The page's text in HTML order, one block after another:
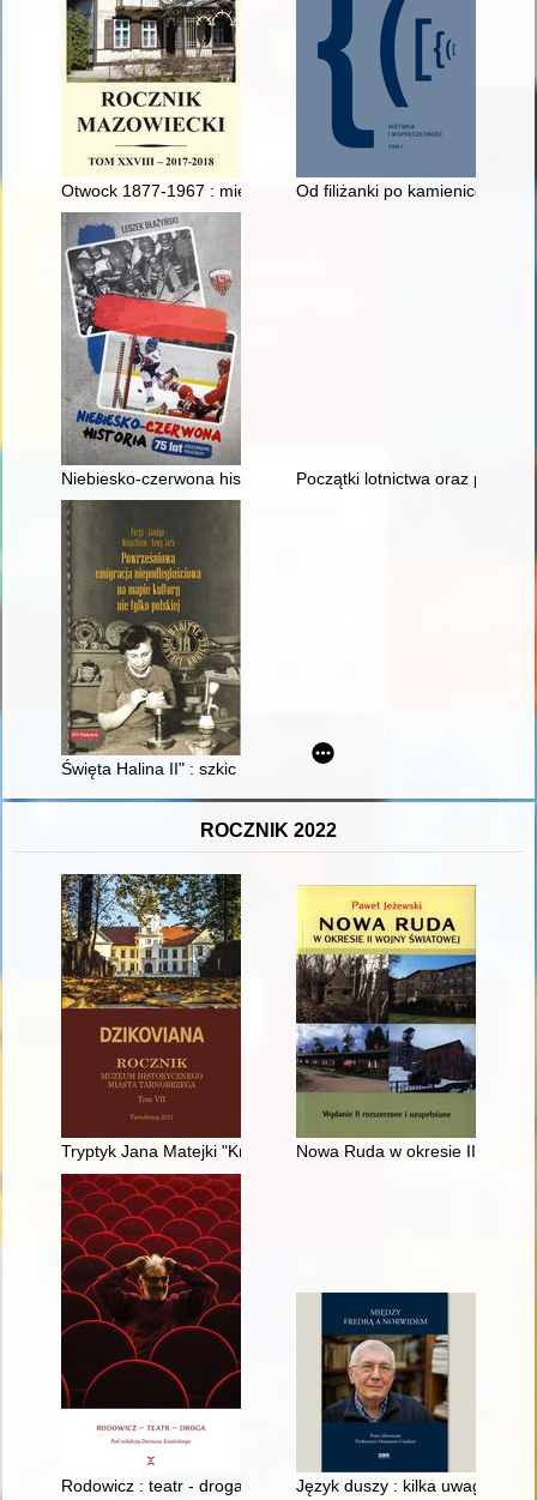
Otwock 1877-1967 : między uzdrowiskiem a letniskiem, czyli
Od filiżanki po kamienicę : ku
Niebiesko-czerwona historia : 75 lat sekcji hokejowej Polonii
Początki lotnictwa oraz
Święta Halina II" : szkic do portretu Żony ze strzępków listów
ROCZNIK 2022
Tryptyk Jana Matejki "Królowa Korony Polskiej"
Nowa Ruda w okresie II wojny
Rodowicz : teatr - droga Język duszy : kilka uwag o